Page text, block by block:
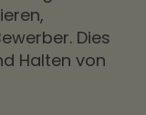
Dies
Halten von